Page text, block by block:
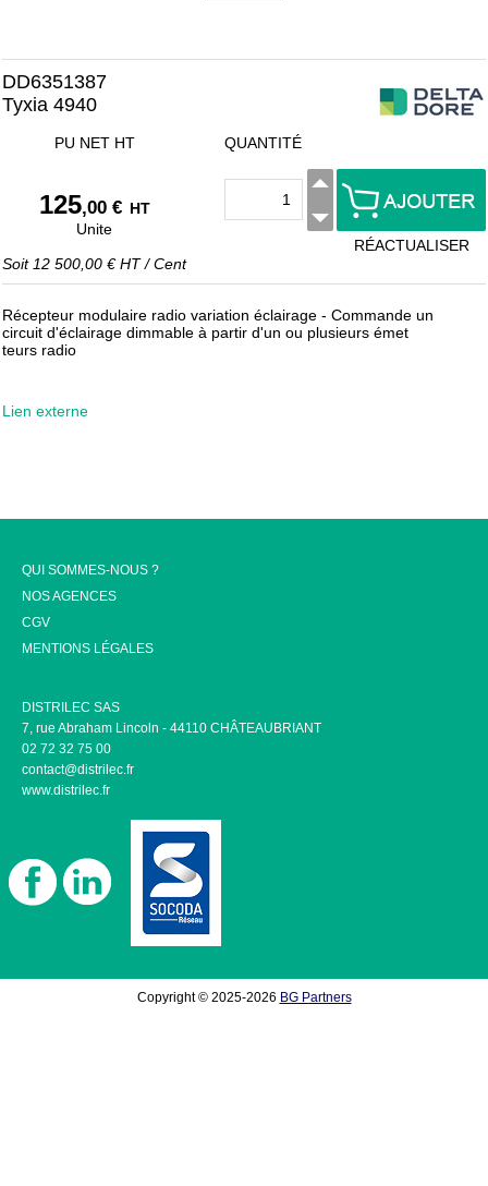
DD6351387
Tyxia 4940
PU NET HT
125,00 € HT
Unite
Soit 12 500,00 € HT/Cent
QUANTITÉ
RÉACTUALISER
Récepteur modulaire radio variation éclairage - Commande un
circuit d'éclairage dimmable à partir d'un ou plusieurs émet
teurs radio
Lien externe
QUI SOMMES-NOUS ?
NOS AGENCES
CGV
MENTIONS LÉGALES
DISTRILEC SAS
7, rue Abraham Lincoln - 44110 CHÂTEAUBRIANT
02 72 32 75 00
contact@distrilec.fr
www.distrilec.fr
Copyright © 2025-2026 BG Partners